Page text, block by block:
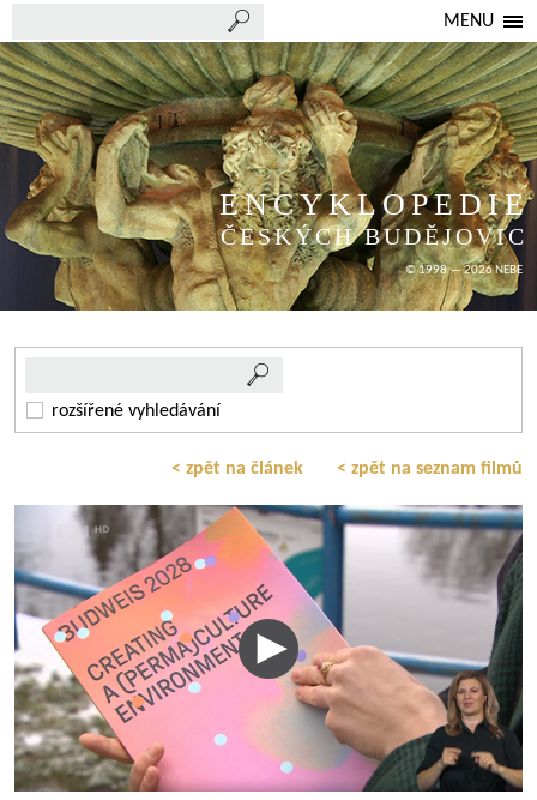
MENU
ENCYKLOPEDIE
ČESKÝCH BUDĚJOVIC
© 1998 — 2026 NEBE
rozšířené vyhledávání
< zpět na článek < zpět na seznam filmů